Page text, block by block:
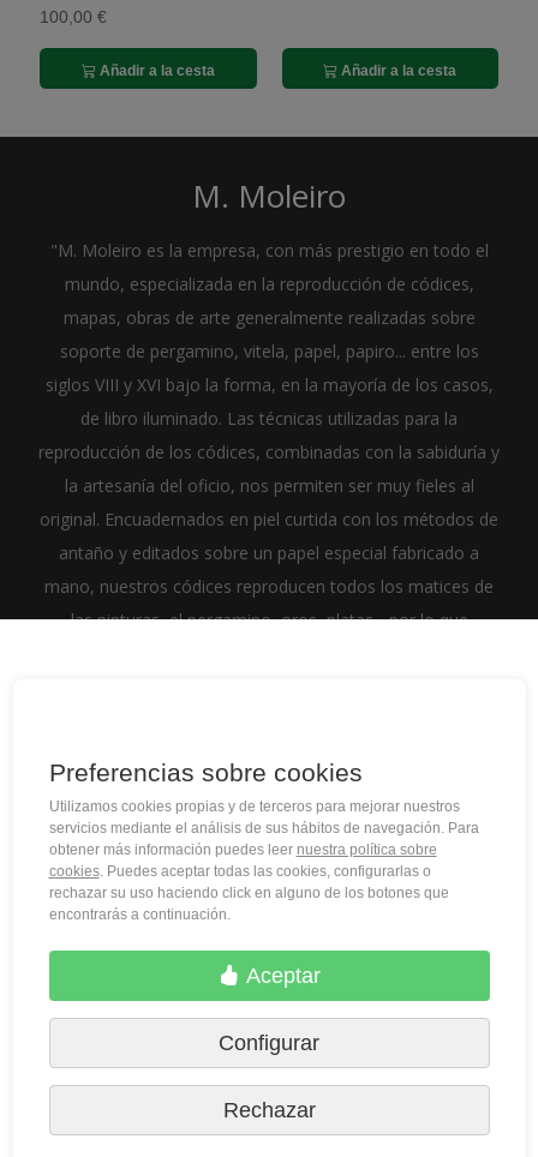
100,00 €
Añadir a la cesta Añadir a la cesta
M. Moleiro
"M. Moleiro es la empresa, con más prestigio en todo el
mundo, especializada en la reproducción de códices,
mapas, obras de arte generalmente realizadas sobre
soporte de pergamino, vitela, papel, papiro... entre los
siglos VIII y XVI bajo la forma, en la mayoría de los casos,
de libro iluminado. Las técnicas utilizadas para la
reproducción de los códices, combinadas con la sabiduría y
la artesanía del oficio, nos permiten ser muy fieles al
original. Encuadernados en piel curtida con los métodos de
antaño y editados sobre un papel especial fabricado a
mano, nuestros códices reproducen todos los matices de
las pinturas, el pergamino, oros, platas... por lo que
(+34) 932 402 091
M. Moleiro Editor, S.A.
Travesera de Gracia, 17
Preferencias sobre cookies
Utilizamos cookies propias y de terceros para mejorar nuestros
servicios mediante el análisis de sus hábitos de navegación. Para
obtener más información puedes leer nuestra política sobre
cookies. Puedes aceptar todas las cookies, configurarlas o
rechazar su uso haciendo click en alguno de los botones que
encontrarás a continuación.
Aceptar
Configurar
Rechazar